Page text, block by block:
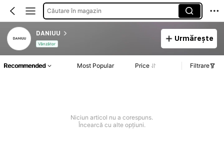
Căutare în magazin
DANIUU
Vânzător
Urmărește
Recommended Most Popular Price Filtrare
Niciun articol nu a corespuns.
Încearcă cu alte opțiuni.